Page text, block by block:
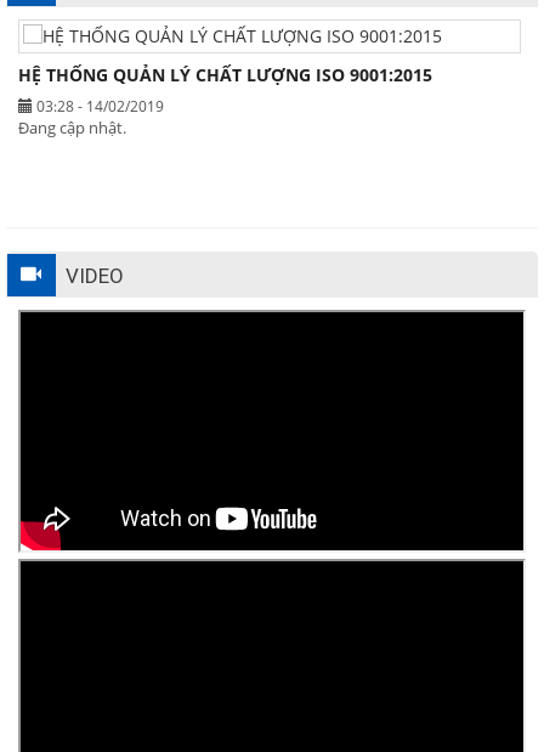
HỆ THỐNG QUẢN LÝ CHẤT LƯỢNG ISO 9001:2015
03:28 - 14/02/2019
Đang cập nhật.
VIDEO